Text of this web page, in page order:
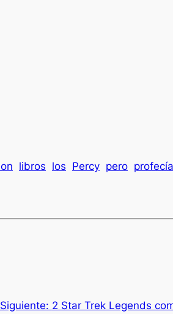
libros los Percy pero profecía
Siguiente: 2 Star Trek Legends